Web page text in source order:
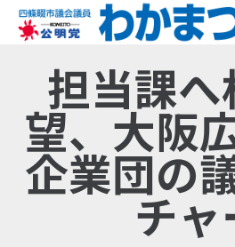
担当課
望、大阪
企業団の
チャ